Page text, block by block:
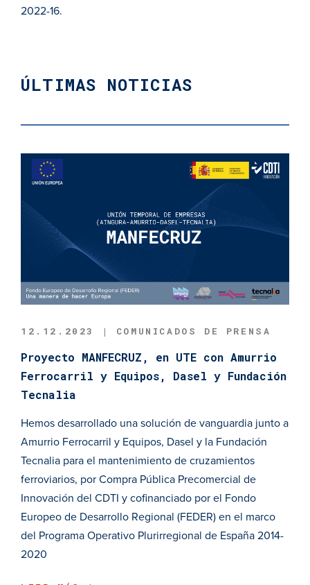
2022-16.
ÚLTIMAS NOTICIAS
12.12.2023 | COMUNICADOS DE PRENSA
Proyecto MANFECRUZ, en UTE con Amurrio
Ferrocarril y Equipos, Dasel y Fundación
Tecnalia
Hemos desarrollado una solución de vanguardia junto a
Amurrio Ferrocarril y Equipos, Dasel y la Fundación
Tecnalia para el mantenimiento de cruzamientos
ferroviarios, por Compra Pública Precomercial de
Innovación del CDTI y cofinanciado por el Fondo
Europeo de Desarrollo Regional (FEDER) en el marco
del Programa Operativo Plurirregional de España 2014-
2020